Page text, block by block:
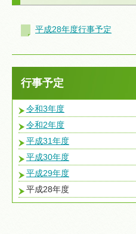
平成28年度行事予定
行事予定
令和3年度
令和2年度
平成31年度
平成30年度
平成29年度
平成28年度